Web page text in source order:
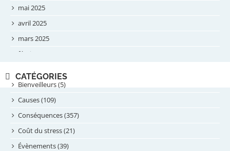
mai 2025
avril 2025
mars 2025
février 2025
septembre 2024
août 2024
juillet 2024
juin 2024
mai 2024
CATÉGORIES
Bienveilleurs (5)
Causes (109)
Conséquences (357)
Coût du stress (21)
Évènements (39)